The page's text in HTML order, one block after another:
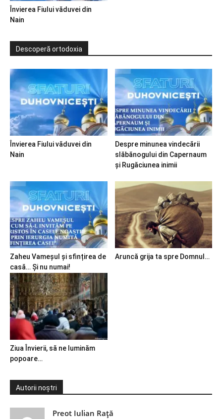
Învierea Fiului văduvei din
Nain
Descoperă ortodoxia
Învierea Fiului văduvei din
Nain
Despre minunea vindecării
slăbănogului din Capernaum
și Rugăciunea inimii
Zaheu Vameșul și sfințirea de
casă… Și nu numai!
Aruncă grija ta spre Domnul…
Ziua Învierii, să ne luminăm
popoare…
Autorii noștri
Preot Iulian Raţă